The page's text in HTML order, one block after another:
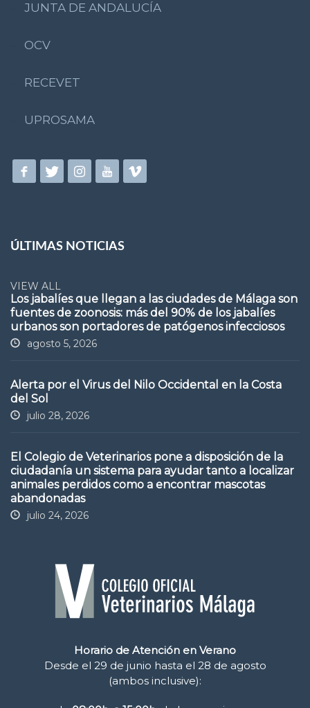
JUNTA DE ANDALUCÍA
OCV
RECEVET
UPROSAMA
ÚLTIMAS NOTICIAS
VIEW ALL
Los jabalíes que llegan a las ciudades de Málaga son
fuentes de zoonosis: más del 90% de los jabalíes
urbanos son portadores de patógenos infecciosos
agosto 5, 2026
Alerta por el Virus del Nilo Occidental en la Costa
del Sol
julio 28, 2026
El Colegio de Veterinarios pone a disposición de la
ciudadanía un sistema para ayudar tanto a localizar
animales perdidos como a encontrar mascotas
abandonadas
julio 24, 2026
Horario de Atención en Verano
Desde el 29 de junio hasta el 28 de agosto
(ambos inclusive):